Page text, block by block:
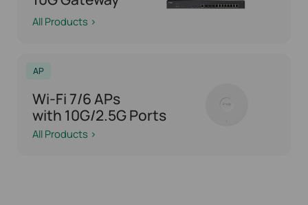
All Products >
AP
Wi-Fi 7/6 APs
with 10G/2.5G Ports
All Products >